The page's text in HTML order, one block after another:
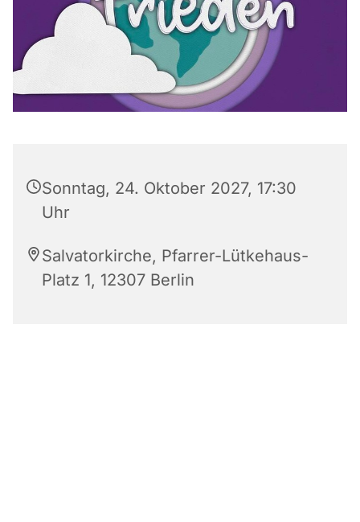
Sonntag, 24. Oktober 2027, 17:30
Uhr
Salvatorkirche, Pfarrer-Lütkehaus-
Platz 1, 12307 Berlin